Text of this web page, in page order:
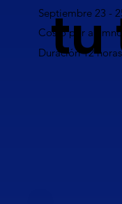
tu
Septiembre 23 -
Duración 12
Costo por